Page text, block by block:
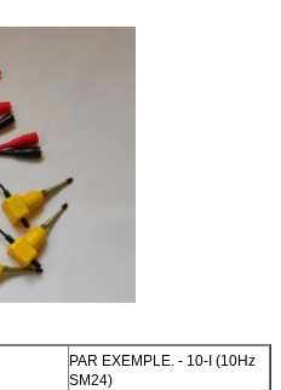
PAR EXEMPLE. - 10-I (10Hz
SM24)